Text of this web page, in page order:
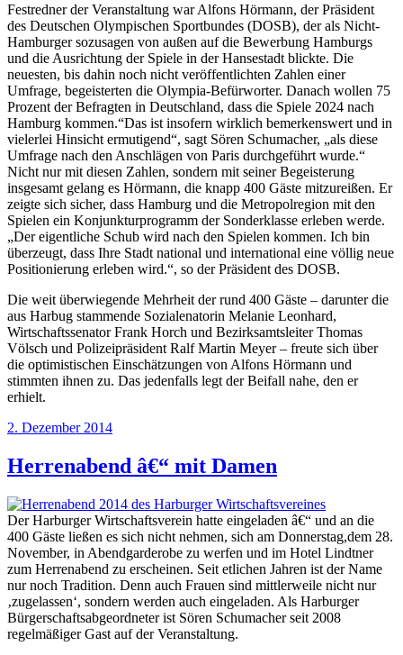
Festredner der Veranstaltung war Alfons Hörmann, der Präsident
des Deutschen Olympischen Sportbundes (DOSB), der als Nicht-
Hamburger sozusagen von außen auf die Bewerbung Hamburgs
und die Ausrichtung der Spiele in der Hansestadt blickte. Die
neuesten, bis dahin noch nicht veröffentlichten Zahlen einer
Umfrage, begeisterten die Olympia-Befürworter. Danach wollen 75
Prozent der Befragten in Deutschland, dass die Spiele 2024 nach
Hamburg kommen.“Das ist insofern wirklich bemerkenswert und in
vielerlei Hinsicht ermutigend“, sagt Sören Schumacher, „als diese
Umfrage nach den Anschlägen von Paris durchgeführt wurde.“
Nicht nur mit diesen Zahlen, sondern mit seiner Begeisterung
insgesamt gelang es Hörmann, die knapp 400 Gäste mitzureißen. Er
zeigte sich sicher, dass Hamburg und die Metropolregion mit den
Spielen ein Konjunkturprogramm der Sonderklasse erleben werde.
„Der eigentliche Schub wird nach den Spielen kommen. Ich bin
überzeugt, dass Ihre Stadt national und international eine völlig neue
Positionierung erleben wird.“, so der Präsident des DOSB.
Die weit überwiegende Mehrheit der rund 400 Gäste – darunter die
aus Harbug stammende Sozialenatorin Melanie Leonhard,
Wirtschaftssenator Frank Horch und Bezirksamtsleiter Thomas
Völsch und Polizeipräsident Ralf Martin Meyer – freute sich über
die optimistischen Einschätzungen von Alfons Hörmann und
stimmten ihnen zu. Das jedenfalls legt der Beifall nahe, den er
erhielt.
Veröffentlicht
2. Dezember 2014
Herrenabend â€“ mit Damen
Der Harburger Wirtschaftsverein hatte eingeladen â€“ und an die
400 Gäste ließen es sich nicht nehmen, sich am Donnerstag,dem 28.
November, in Abendgarderobe zu werfen und im Hotel Lindtner
zum Herrenabend zu erscheinen. Seit etlichen Jahren ist der Name
nur noch Tradition. Denn auch Frauen sind mittlerweile nicht nur
‚zugelassen‘, sondern werden auch eingeladen. Als Harburger
Bürgerschaftsabgeordneter ist Sören Schumacher seit 2008
regelmäßiger Gast auf der Veranstaltung.